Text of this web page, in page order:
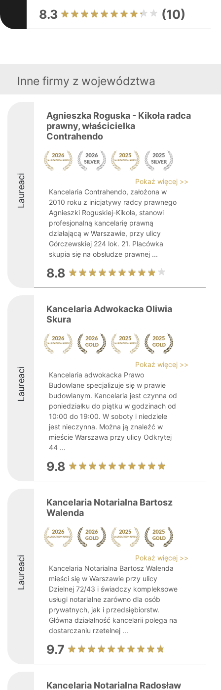
8.3 (10)
Inne firmy z województwa
Laureaci
Agnieszka Roguska - Kikoła radca
prawny, właścicielka
Contrahendo
Pokaż więcej >>
Kancelaria Contrahendo, założona w
2010 roku z inicjatywy radcy prawnego
Agnieszki Roguskiej-Kikoła, stanowi
profesjonalną kancelarię prawną
działającą w Warszawie, przy ulicy
Górczewskiej 224 lok. 21. Placówka
skupia się na obsłudze prawnej ...
8.8
Laureaci
Kancelaria Adwokacka Oliwia
Skura
Pokaż więcej >>
Kancelaria adwokacka Prawo
Budowlane specjalizuje się w prawie
budowlanym. Kancelaria jest czynna od
poniedziałku do piątku w godzinach od
10:00 do 19:00. W soboty i niedziele
jest nieczynna. Można ją znaleźć w
mieście Warszawa przy ulicy Odkrytej
44 ...
9.8
Laureaci
Kancelaria Notarialna Bartosz
Walenda
Pokaż więcej >>
Kancelaria Notarialna Bartosz Walenda
mieści się w Warszawie przy ulicy
Dzielnej 72/43 i świadczy kompleksowe
usługi notarialne zarówno dla osób
prywatnych, jak i przedsiębiorstw.
Główna działalność kancelarii polega na
dostarczaniu rzetelnej ...
9.7
Kancelaria Notarialna Radosław